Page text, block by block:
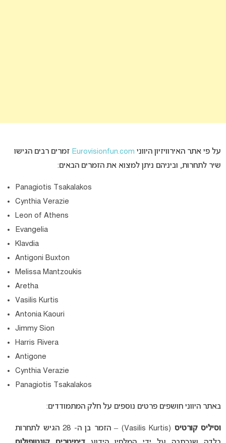
על פי אתר האירוויזיון היווני Eurovisionfun.com זמרים רבים הגישו
שיר לתחרות, וביניהם ניתן למצוא את הזמרים הבאים:
Panagiotis Tsakalakos
Cynthia Verazie
Leon of Athens
Evangelia
Klavdia
Antigoni Buxton
Melissa Mantzoukis
Aretha
Vasilis Kurtis
Antonia Kaouri
Jimmy Sion
Harris Rivera
Antigone
Cynthia Verazie
Panagiotis Tsakalakos
באתר היווני חושפים פרטים נוספים על חלק המתמודדים:
וסיליס קורטיס
(Vasilis Kurtis) – הזמר בן ה- 28 הגיש לתחרות